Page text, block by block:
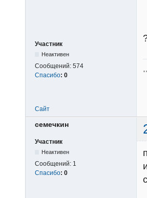
Участник
Неактивен
Сообщений: 574
Спасибо: 0
Сайт
семечкин
Участник
Неактивен
Сообщений: 1
Спасибо: 0